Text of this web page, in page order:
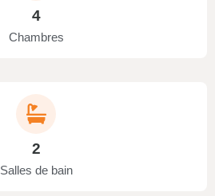
4
Chambres
2
Salles de bain